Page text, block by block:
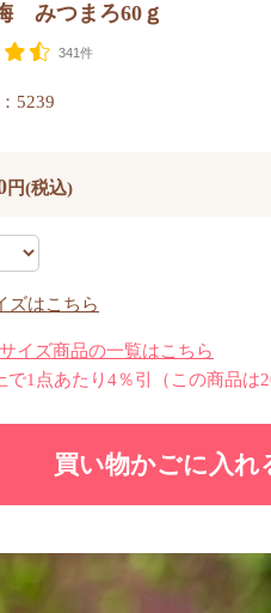
みつまろ60ｇ
341件
5239
円(税込)
ズはこちら
イズ商品の一覧はこちら
1点あたり4％引（この商品は
買い物かごに入れ